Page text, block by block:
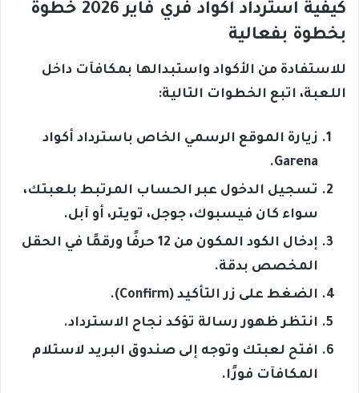
كيفية استرداد أكواد فري فاير 2026 خطوة
بخطوة بفعالية
للاستفادة من الأكواد واستبدالها بمكافآت داخل
اللعبة، اتبع الخطوات التالية:
زيارة الموقع الرسمي الخاص باسترداد أكواد
Garena.
تسجيل الدخول عبر الحساب المرتبط بلعبتك،
سواء كان فيسبوك، جوجل، تويتر، أو آبل.
إدخال الكود المكون من 12 حرفًا ورقمًا في الحقل
المخصص بدقة.
الضغط على زر التأكيد (Confirm).
انتظر ظهور رسالة تؤكد نجاح الاسترداد.
افتح لعبتك وتوجه إلى صندوق البريد لاستلام
المكافآت فورًا.